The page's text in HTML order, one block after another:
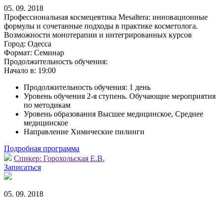
05. 09. 2018
Профессиональная космецевтика Mesaltera: инновационные
формулы и сочетанные подходы в практике косметолога.
Возможности монотерапии и интегрированных курсов
Город: Одесса
Формат: Семинар
Продолжительность обучения:
Начало в: 19:00
Продолжительность обучения: 1 день
Уровень обучения 2-я ступень. Обучающие мероприятия
по методикам
Уровень образования Высшее медицинское, Среднее
медицинское
Направление Химические пилинги
Подробная программа
Спикер: Горохольская Е.В.
Записаться
05. 09. 2018